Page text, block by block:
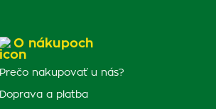
O nákupoch
Prečo nakupovať u nás?
Doprava a platba